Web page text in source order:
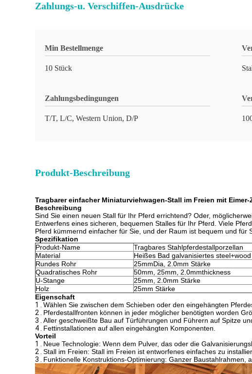
Zahlungs-u. Verschiffen-Ausdrücke
Min Bestellmenge
10 Stück
Zahlungsbedingungen
T/T, L/C, Western Union, D/P
Produkt-Beschreibung
Tragbarer einfacher Miniaturviehwagen-Stall im Freien mit Eimer-
Beschreibung
Sind Sie einen neuen Stall für Ihr Pferd errichtend? Oder,
Entwerfens eines sicheren, bequemen Stalles für Ihr Pferd. Viele
Pferd kümmernd einfacher für Sie, und der Raum ist bequem und für
Spezifikation
Produkt-Name
Tragbares Stahlpferdestallporzellan
Material
Heißes Bad galvanisiertes steel+wood
Rundes Rohr
25mmDia, 2.0mm Stärke
Quadratisches Rohr
50mm, 25mm, 2.0mmthickness
U-Stange
25mm, 2.0mm Stärke
Holz
25mm Stärke
Eigenschaft
1 . Wählen Sie zwischen dem Schieben oder den eingehängten
2 . Pferdestallfronten können in jeder möglicher benötigten worden
3 . Aller geschweißte Bau auf Türführungen und Führern auf Spitze
4 . Fettinstallationen auf allen eingehängten Komponenten.
Vorteil
1 . Neue Technologie: Wenn dem Pulver, das oder die
2 . Stall im Freien: Stall im Freien ist entworfenes einfaches zu
3 . Funktionelle Konstruktions-Optimierung: Ganzer Baustahlrahmen,